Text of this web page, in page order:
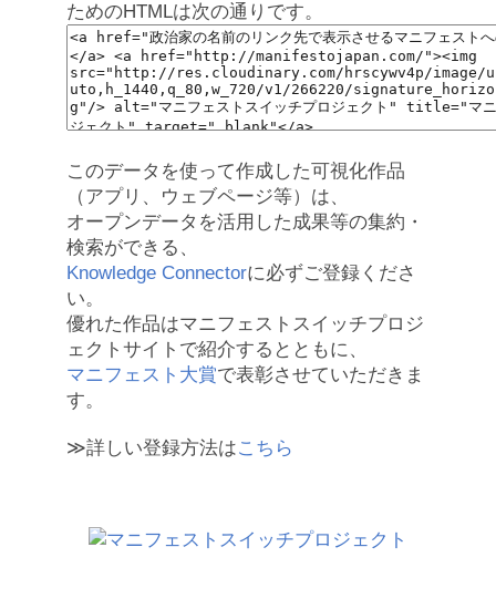
ためのHTMLは次の通りです。
このデータを使って作成した可視化作品
（アプリ、ウェブページ等）は、
オープンデータを活用した成果等の集約・
検索ができる、
Knowledge Connectorに必ずご登録くださ
い。
優れた作品はマニフェストスイッチプロジ
ェクトサイトで紹介するとともに、
マニフェスト大賞で表彰させていただきま
す。
≫詳しい登録方法はこちら